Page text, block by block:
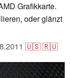
Grafikkarte.
oder glänzt
🇺🇸🇷🇺